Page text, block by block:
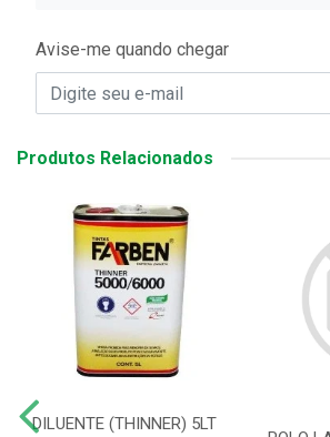
Avise-me quando chegar
Produtos Relacionados
DILUENTE (THINNER) 5LT